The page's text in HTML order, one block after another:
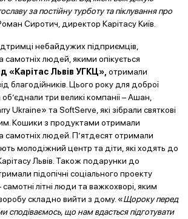
за постійну турботу та піклування про
Сиротич, директор Карітасу Київ.
небайдужих підприємців,
самотніх людей, якими опікується
«Карітас Львів УГКЦ», отримали
благодійників. Цього року для доброї
три великі компанії – Ашан,
Ukraine» та SoftServe, які зібрали святкові
Кошики з продуктами отримали
самотніх людей. П’ятдесят отримали
молодіжний центр та діти, які ходять до
Львів. Також подарунки до
підопічні соціального проекту
літні люди та важкохворі, яким
складно вийти з дому. «Щороку перед
сподіваємось, що нам вдасться підготувати